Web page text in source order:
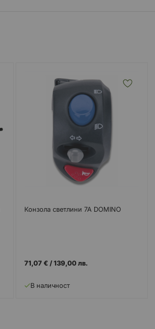
Конзола светлини 7А DOMINO
71,07 € /139,00 лв.
В наличност